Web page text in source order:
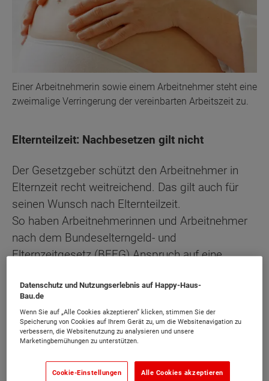
Einer Arbeitnehmerin sowie einem Arbeitnehmer steht eine
zweimalige Verringerung der vereinbarten Arbeitszeit zu.
Elternteilzeit: Nachbesetzen gilt nicht
Der Gesetzgeber schützt den Arbeitnehmer in
Elternzeit recht weitreichend. Das gilt auch für
seinen Wunsch nach Elternteilzeit.
So haben Arbeitnehmerinnen und Arbeitnehmer
nach dem Bundeselterngeld- und
Elternzeitgesetz (BEEG) Anspruch auf eine
vereinbarten Arbeitszeit. Diesen Anspruch auf
erstmals geltend machen, wenn sie verbindlich
festgelegt haben, für welchen Zeitraum sie
Bundesarbeitsgericht (BAG) in seiner
Datenschutz und Nutzungserlebnis auf Happy-Haus-
Bau.de
Wenn Sie auf „Alle Cookies akzeptieren“ klicken, stimmen Sie der
Speicherung von Cookies auf Ihrem Gerät zu, um die Websitenavigation zu
verbessern, die Websitenutzung zu analysieren und unsere
Marketingbemühungen zu unterstützen.
Cookie-Einstellungen Alle Cookies akzeptieren